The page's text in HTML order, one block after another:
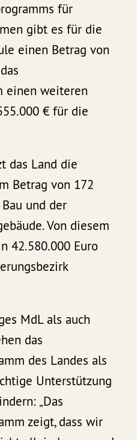
für
gibt es für die
einen Betrag von
einen weiteren
€ für die
das Land die
Betrag von 172
und der
Von diesem
42.580.000 Euro
MdL als auch
das
des Landes als
Unterstützung
„Das
zeigt, dass wir